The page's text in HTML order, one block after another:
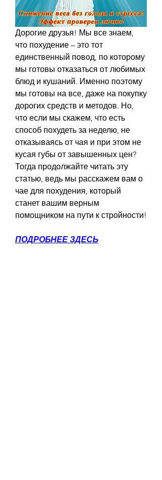
Дорогие друзья! Мы все знаем,
что похудение – это тот
единственный повод, по которому
мы готовы отказаться от любимых
блюд и кушаний. Именно поэтому
мы готовы на все, даже на покупку
дорогих средств и методов. Но,
что если мы скажем, что есть
способ похудеть за неделю, не
отказываясь от чая и при этом не
кусая губы от завышенных цен?
Тогда продолжайте читать эту
статью, ведь мы расскажем вам о
чае для похудения, который
станет вашим верным
помощником на пути к стройности!
ПОДРОБНЕЕ ЗДЕСЬ